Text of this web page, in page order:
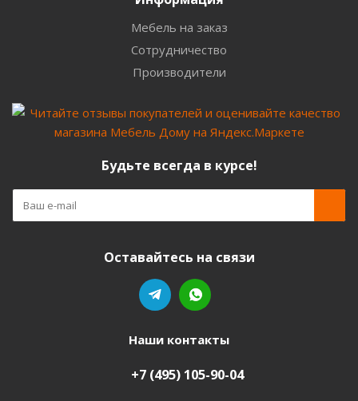
Мебель на заказ
Сотрудничество
Производители
Будьте всегда в курсе!
Оставайтесь на связи
Наши контакты
+7 (495) 105-90-04